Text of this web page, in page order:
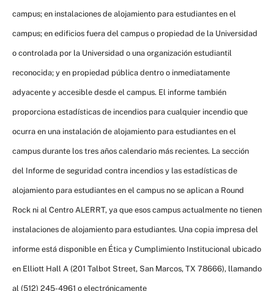
campus; en instalaciones de alojamiento para estudiantes en el
campus; en edificios fuera del campus o propiedad de la Universidad
o controlada por la Universidad o una organización estudiantil
reconocida; y en propiedad pública dentro o inmediatamente
adyacente y accesible desde el campus. El informe también
proporciona estadísticas de incendios para cualquier incendio que
ocurra en una instalación de alojamiento para estudiantes en el
campus durante los tres años calendario más recientes. La sección
del Informe de seguridad contra incendios y las estadísticas de
alojamiento para estudiantes en el campus no se aplican a Round
Rock ni al Centro ALERRT, ya que esos campus actualmente no tienen
instalaciones de alojamiento para estudiantes. Una copia impresa del
informe está disponible en Ética y Cumplimiento Institucional ubicado
en Elliott Hall A (201 Talbot Street, San Marcos, TX 78666), llamando
al (512) 245-4961 o electrónicamente